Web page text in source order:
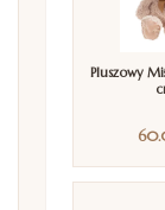
Pluszowy